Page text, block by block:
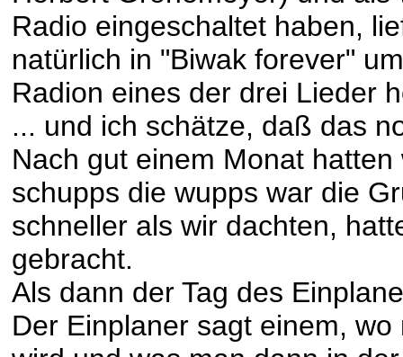
Radio eingeschaltet haben,
natürlich in "Biwak forever"
Radion eines der drei Lieder
... und ich schätze, daß das
Nach gut einem Monat
schupps die wupps war die
schneller als wir dachten,
gebracht.
Als dann der Tag des
Der Einplaner sagt einem,